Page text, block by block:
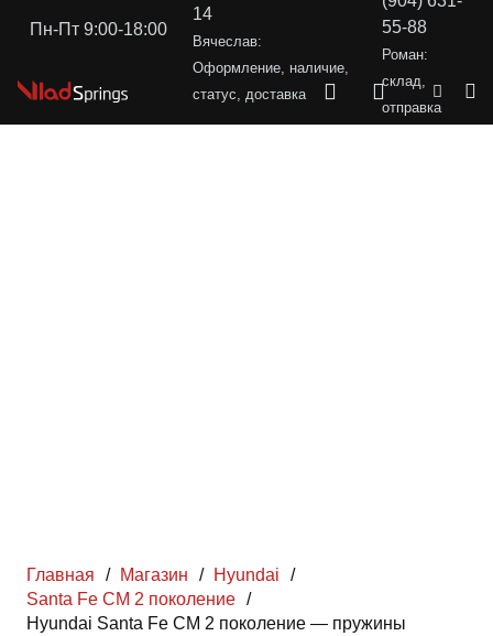
Пн-Пт 9:00-18:00
14
Вячеслав:
Оформление, наличие,
статус, доставка
55-88
Роман:
склад,
отправка
Главная / Магазин / Hyundai
/
Santa Fe CM 2 поколение /
Hyundai Santa Fe CM 2 поколение — пружины